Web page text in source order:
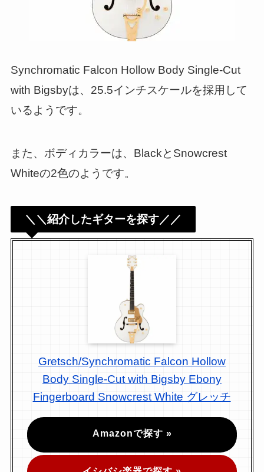
Synchromatic Falcon Hollow Body Single-Cut
with Bigsbyは、25.5インチスケールを採用して
いるようです。
また、ボディカラーは、BlackとSnowcrest
Whiteの2色のようです。
＼＼紹介したギターを探す／／
Gretsch/Synchromatic Falcon Hollow
Body Single-Cut with Bigsby Ebony
Fingerboard Snowcrest White グレッチ
Amazonで探す »